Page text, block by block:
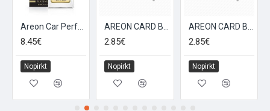
Areon Car Perfume Platinum gaisa atsvaidzinātājs, 50ml
8.45€
Nopirkt
AREON CARD Black Crystal gaisa atsvaidzinātājs
2.85€
Nopirkt
AREON CARD Bubble Gum gaisa atsvaidzinātājs
2.85€
Nopirkt